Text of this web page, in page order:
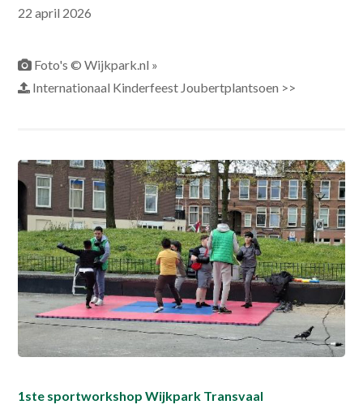
22 april 2026
Foto's © Wijkpark.nl »
Internationaal Kinderfeest Joubertplantsoen >>
1ste sportworkshop Wijkpark Transvaal